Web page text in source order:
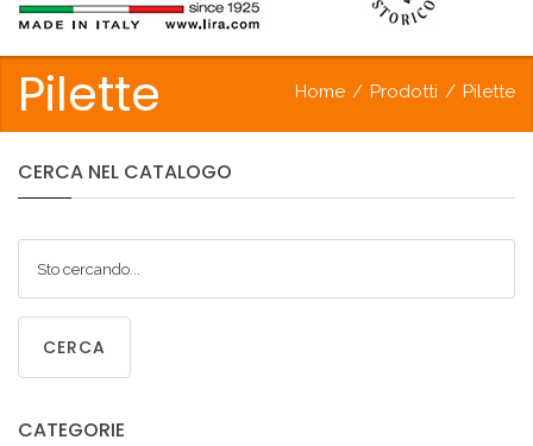
Pilette Home / Prodotti / Pilette
CERCA NEL CATALOGO
CERCA
CATEGORIE